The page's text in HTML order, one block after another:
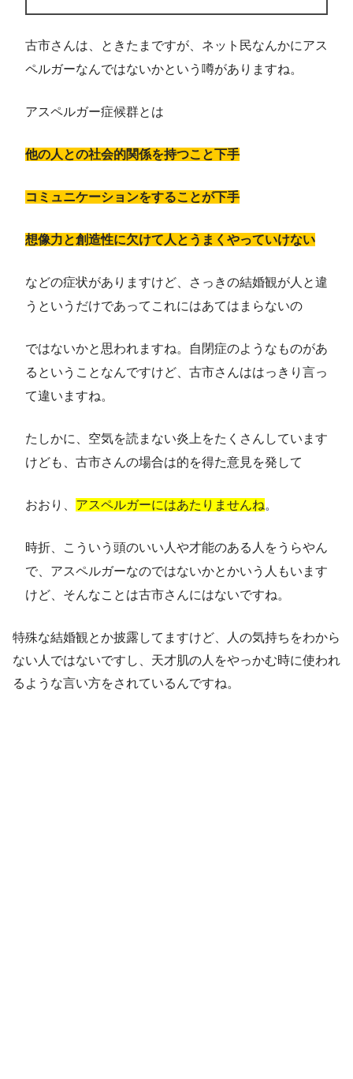
古市さんは、ときたまですが、ネット民なんかにアス
ペルガーなんではないかという噂がありますね。
アスペルガー症候群とは
他の人との社会的関係を持つこと下手
コミュニケーションをすることが下手
想像力と創造性に欠けて人とうまくやっていけない
などの症状がありますけど、さっきの結婚観が人と違
うというだけであってこれにはあてはまらないの
ではないかと思われますね。自閉症のようなものがあ
るということなんですけど、古市さんははっきり言っ
て違いますね。
たしかに、空気を読まない炎上をたくさんしています
けども、古市さんの場合は的を得た意見を発して
おおり、 アスペルガーにはあたりませんね。
時折、こういう頭のいい人や才能のある人をうらやん
で、アスペルガーなのではないかとかいう人もいます
けど、そんなことは古市さんにはないですね。
特殊な結婚観とか披露してますけど、人の気持ちをわから
ない人ではないですし、天才肌の人をやっかむ時に使われ
るような言い方をされているんですね。